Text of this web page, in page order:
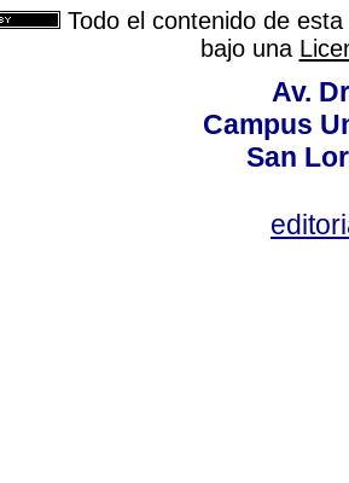
Todo el contenido de
bajo una
Av.
Campus
San